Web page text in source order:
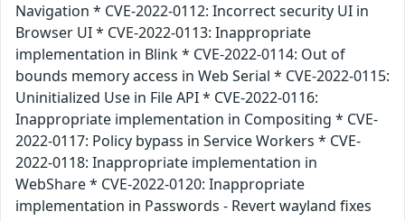
Navigation * CVE-2022-0112: Incorrect security UI in
Browser UI * CVE-2022-0113: Inappropriate
implementation in Blink * CVE-2022-0114: Out of
bounds memory access in Web Serial * CVE-2022-0115:
Uninitialized Use in File API * CVE-2022-0116:
Inappropriate implementation in Compositing * CVE-
2022-0117: Policy bypass in Service Workers * CVE-
2022-0118: Inappropriate implementation in
WebShare * CVE-2022-0120: Inappropriate
implementation in Passwords - Revert wayland fixes